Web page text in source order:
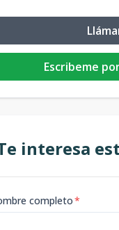
Escribeme
interesa
completo*